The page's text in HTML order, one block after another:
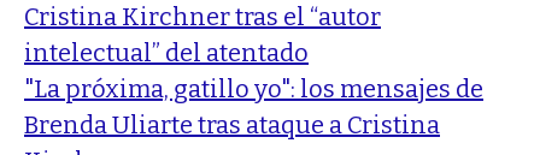
Cristina Kirchner tras el “autor
intelectual” del atentado
"La próxima, gatillo yo": los mensajes de
Brenda Uliarte tras ataque a Cristina